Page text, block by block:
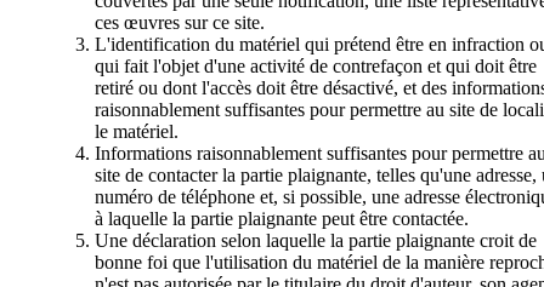
ces œuvres sur ce site.
L'identification du matériel qui prétend être en infraction
qui fait l'objet d'une activité de contrefaçon et qui doit être
retiré ou dont l'accès doit être désactivé, et des
raisonnablement suffisantes pour permettre au site de
le matériel.
Informations raisonnablement suffisantes pour permettre
site de contacter la partie plaignante, telles qu'une adresse,
numéro de téléphone et, si possible, une adresse
à laquelle la partie plaignante peut être contactée.
Une déclaration selon laquelle la partie plaignante croit de
bonne foi que l'utilisation du matériel de la manière